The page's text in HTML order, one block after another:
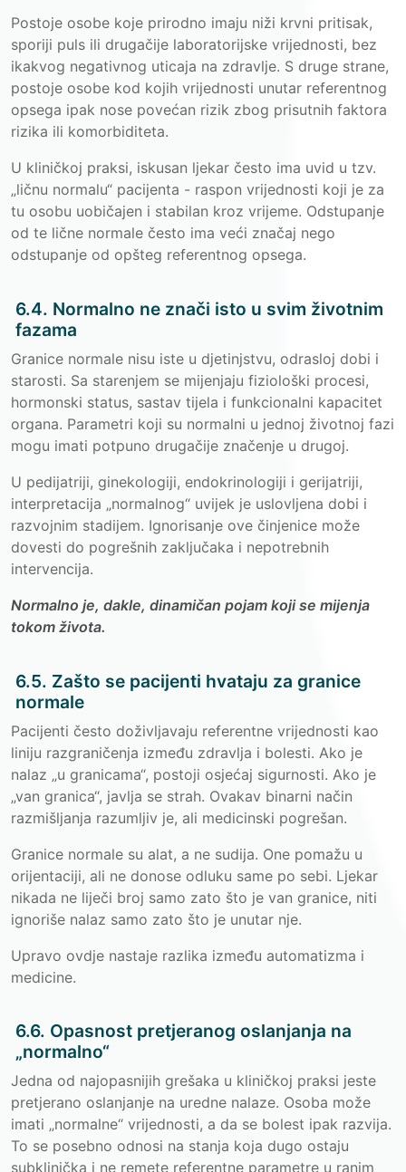
Postoje osobe koje prirodno imaju niži krvni pritisak,
sporiji puls ili drugačije laboratorijske vrijednosti, bez
ikakvog negativnog uticaja na zdravlje. S druge strane,
postoje osobe kod kojih vrijednosti unutar referentnog
opsega ipak nose povećan rizik zbog prisutnih faktora
rizika ili komorbiditeta.
U kliničkoj praksi, iskusan ljekar često ima uvid u tzv.
„ličnu normalu“ pacijenta - raspon vrijednosti koji je za
tu osobu uobičajen i stabilan kroz vrijeme. Odstupanje
od te lične normale često ima veći značaj nego
odstupanje od opšteg referentnog opsega.
6.4. Normalno ne znači isto u svim životnim
fazama
Granice normale nisu iste u djetinjstvu, odrasloj dobi i
starosti. Sa starenjem se mijenjaju fiziološki procesi,
hormonski status, sastav tijela i funkcionalni kapacitet
organa. Parametri koji su normalni u jednoj životnoj fazi
mogu imati potpuno drugačije značenje u drugoj.
U pedijatriji, ginekologiji, endokrinologiji i gerijatriji,
interpretacija „normalnog“ uvijek je uslovljena dobi i
razvojnim stadijem. Ignorisanje ove činjenice može
dovesti do pogrešnih zaključaka i nepotrebnih
intervencija.
Normalno je, dakle, dinamičan pojam koji se mijenja
tokom života.
6.5. Zašto se pacijenti hvataju za granice
normale
Pacijenti često doživljavaju referentne vrijednosti kao
liniju razgraničenja između zdravlja i bolesti. Ako je
nalaz „u granicama“, postoji osjećaj sigurnosti. Ako je
„van granica“, javlja se strah. Ovakav binarni način
razmišljanja razumljiv je, ali medicinski pogrešan.
Granice normale su alat, a ne sudija. One pomažu u
orijentaciji, ali ne donose odluku same po sebi. Ljekar
nikada ne liječi broj samo zato što je van granice, niti
ignoriše nalaz samo zato što je unutar nje.
Upravo ovdje nastaje razlika između automatizma i
medicine.
6.6. Opasnost pretjeranog oslanjanja na
„normalno“
Jedna od najopasnijih grešaka u kliničkoj praksi jeste
pretjerano oslanjanje na uredne nalaze. Osoba može
imati „normalne“ vrijednosti, a da se bolest ipak razvija.
To se posebno odnosi na stanja koja dugo ostaju
subklinička i ne remete referentne parametre u ranim